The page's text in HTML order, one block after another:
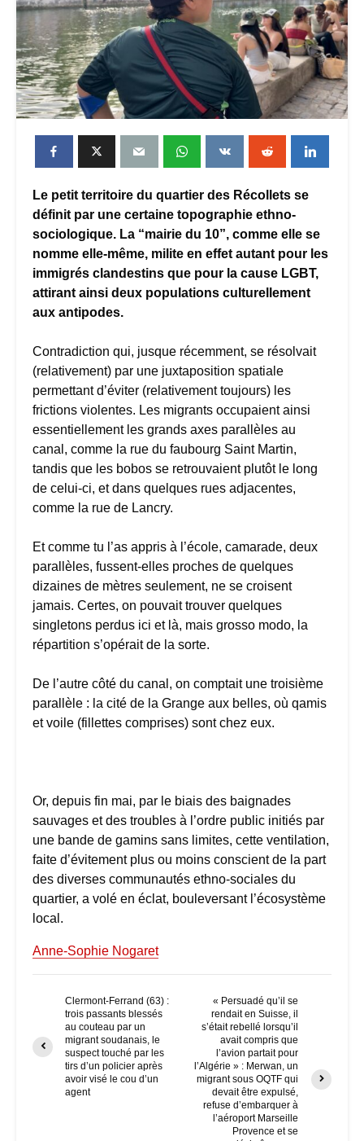
Le petit territoire du quartier des Récollets se
définit par une certaine topographie ethno-
sociologique. La “mairie du 10”, comme elle se
nomme elle-même, milite en effet autant pour les
immigrés clandestins que pour la cause LGBT,
attirant ainsi deux populations culturellement
aux antipodes.
Contradiction qui, jusque récemment, se résolvait
(relativement) par une juxtaposition spatiale
permettant d’éviter (relativement toujours) les
frictions violentes. Les migrants occupaient ainsi
essentiellement les grands axes parallèles au
canal, comme la rue du faubourg Saint Martin,
tandis que les bobos se retrouvaient plutôt le long
de celui-ci, et dans quelques rues adjacentes,
comme la rue de Lancry.
Et comme tu l’as appris à l’école, camarade, deux
parallèles, fussent-elles proches de quelques
dizaines de mètres seulement, ne se croisent
jamais. Certes, on pouvait trouver quelques
singletons perdus ici et là, mais grosso modo, la
répartition s’opérait de la sorte.
De l’autre côté du canal, on comptait une troisième
parallèle : la cité de la Grange aux belles, où qamis
et voile (fillettes comprises) sont chez eux.
Or, depuis fin mai, par le biais des baignades
sauvages et des troubles à l’ordre public initiés par
une bande de gamins sans limites, cette ventilation,
faite d’évitement plus ou moins conscient de la part
des diverses communautés ethno-sociales du
quartier, a volé en éclat, bouleversant l’écosystème
local.
Anne-Sophie Nogaret
Clermont-Ferrand (63) :
trois passants blessés
au couteau par un
migrant soudanais, le
suspect touché par les
tirs d’un policier après
avoir visé le cou d’un
agent
« Persuadé qu’il se
rendait en Suisse, il
s’était rebellé lorsqu’il
avait compris que
l’avion partait pour
l’Algérie » : Merwan, un
migrant sous OQTF qui
devait être expulsé,
refuse d’embarquer à
l’aéroport Marseille
Provence et se